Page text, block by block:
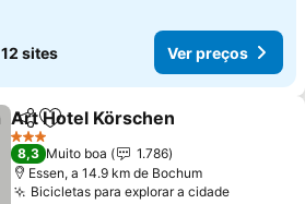
12 sites Ver preços
PartilharAdicionar aos favoritos
Art Hotel Körschen
3 Estrelas
8,3 Muito boa
1.786
Essen, a 14.9 km de Bochum
Bicicletas para explorar a cidade